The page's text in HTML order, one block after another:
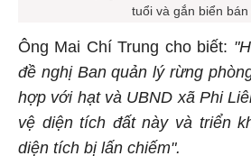
tuổi và gắn biển bán
Ông Mai Chí Trung cho biết:
đề nghị Ban quản lý rừng
hợp với hạt và UBND xã Phi
vệ diện tích đất này và triển
diện tích bị lấn chiếm".